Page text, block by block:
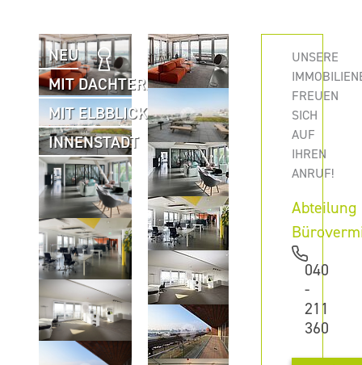
NEU
MIT DACHTERRASSE
MIT ELBBLICK
INNENSTADT
UNSERE
FREUEN
SICH
AUF
IHREN
ANRUF!
Abteilung
040
-
211
360